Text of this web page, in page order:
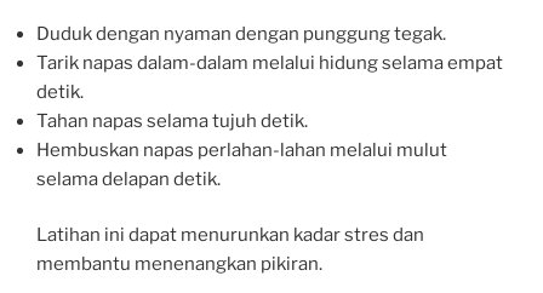
Duduk dengan nyaman dengan punggung tegak.
Tarik napas dalam-dalam melalui hidung selama empat
detik.
Tahan napas selama tujuh detik.
Hembuskan napas perlahan-lahan melalui mulut
selama delapan detik.
Latihan ini dapat menurunkan kadar stres dan
membantu menenangkan pikiran.